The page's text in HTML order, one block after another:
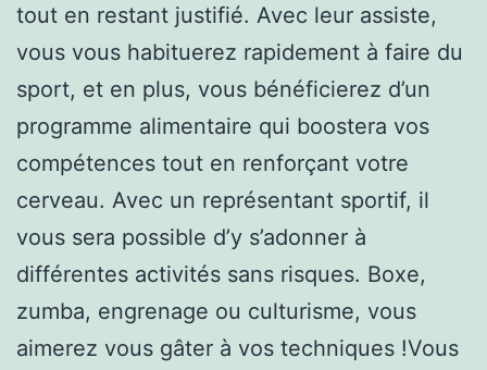
tout en restant justifié. Avec leur assiste,
vous vous habituerez rapidement à faire du
sport, et en plus, vous bénéficierez d’un
programme alimentaire qui boostera vos
compétences tout en renforçant votre
cerveau. Avec un représentant sportif, il
vous sera possible d’y s’adonner à
différentes activités sans risques. Boxe,
zumba, engrenage ou culturisme, vous
aimerez vous gâter à vos techniques !Vous